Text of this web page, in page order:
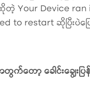
တဲ့ Your Device ran
to restart ဆိုပြီးပဲပ
က်တော့ ခေါင်းချွေး